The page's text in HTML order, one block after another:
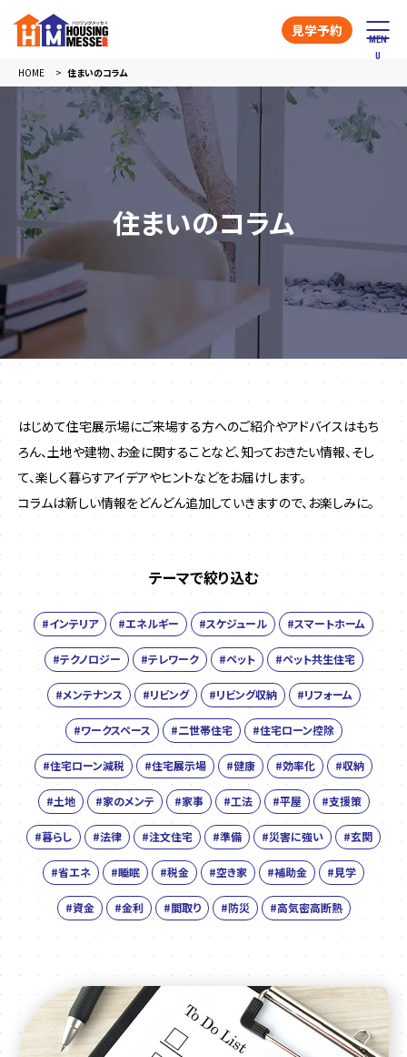
見学予約
HOME 住まいのコラム
住まいのコラム
はじめて住宅展示場にご来場する方へのご紹介やアドバイスはもち
ろん、土地や建物、お金に関することなど、 知っておきたい情報、そし
て、楽しく暮らすアイデアやヒントなどをお届けします。
コラムは新しい情報をどんどん追加していきますので、お楽しみに。
テーマで絞り込む
#インテリア #エネルギー #スケジュール #スマートホーム
#テクノロジー #テレワーク #ペット #ペット共生住宅
#メンテナンス #リビング #リビング収納 #リフォーム
#ワークスペース #二世帯住宅 #住宅ローン控除
#住宅ローン減税 #住宅展示場 #健康 #効率化 #収納
#土地 #家のメンテ #家事 #工法 #平屋 #支援策
#暮らし #法律 #注文住宅 #準備 #災害に強い #玄関
#省エネ #睡眠 #税金 #空き家 #補助金 #見学
#資金 #金利 #間取り #防災 #高気密高断熱